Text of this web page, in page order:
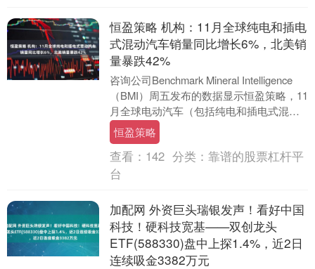
恒盈策略 机构：11月全球纯电和插电
式混动汽车销量同比增长6%，北美销
量暴跌42%
咨询公司Benchmark Mineral Intelligence
（BMI）周五发布的数据显示恒盈策略，11
月全球电动汽车（包括纯电和插电式混动
汽车）销量增....
恒盈策略
查看： 142 分类： 靠谱的股票杠杆平
台
加配网 外资巨头瑞银发声！看好中国
科技！硬科技宽基——双创龙头
ETF(588330)盘中上探1.4%，近2日
连续吸金3382万元